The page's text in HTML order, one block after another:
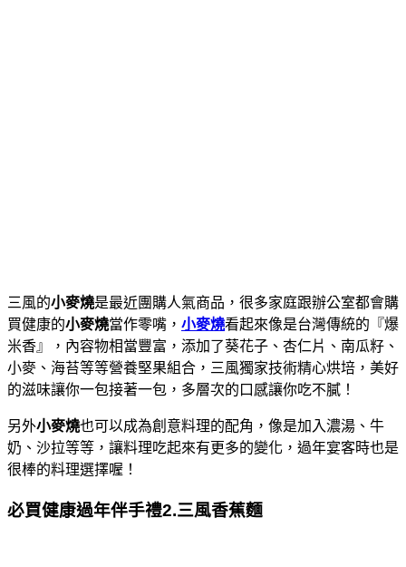
三風的小麥燒是最近團購人氣商品，很多家庭跟辦公室都會購
買健康的小麥燒當作零嘴， 小麥燒看起來像是台灣傳統的『爆
米香』，內容物相當豐富，添加了葵花子、杏仁片、南瓜籽、
小麥、海苔等等營養堅果組合，三風獨家技術精心烘培，美好
的滋味讓你一包接著一包，多層次的口感讓你吃不膩！
另外小麥燒也可以成為創意料理的配角，像是加入濃湯、牛
奶、沙拉等等，讓料理吃起來有更多的變化，過年宴客時也是
很棒的料理選擇喔！
必買健康過年伴手禮2.三風香蕉麵